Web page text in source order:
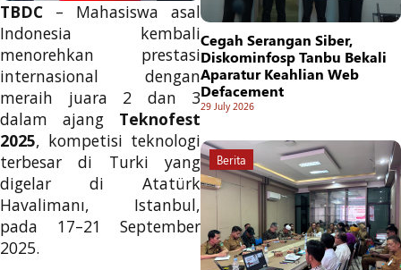
TBDC – Mahasiswa asal
Indonesia kembali
menorehkan prestasi
internasional dengan
meraih juara 2 dan 3
dalam ajang Teknofest
2025, kompetisi teknologi
terbesar di Turki yang
digelar di Atatürk
Havalimanı, Istanbul,
pada 17–21 September
2025.
Cegah Serangan Siber,
Diskominfosp Tanbu Bekali
Aparatur Keahlian Web
Defacement
29 July 2026
Berita